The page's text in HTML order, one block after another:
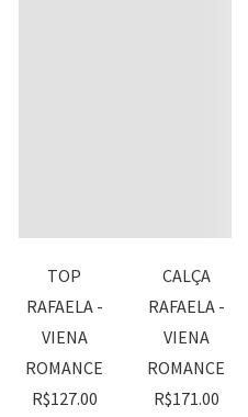
TOP
RAFAELA -
VIENA
ROMANCE
R$127.00
CALÇA
RAFAELA -
VIENA
ROMANCE
R$171.00